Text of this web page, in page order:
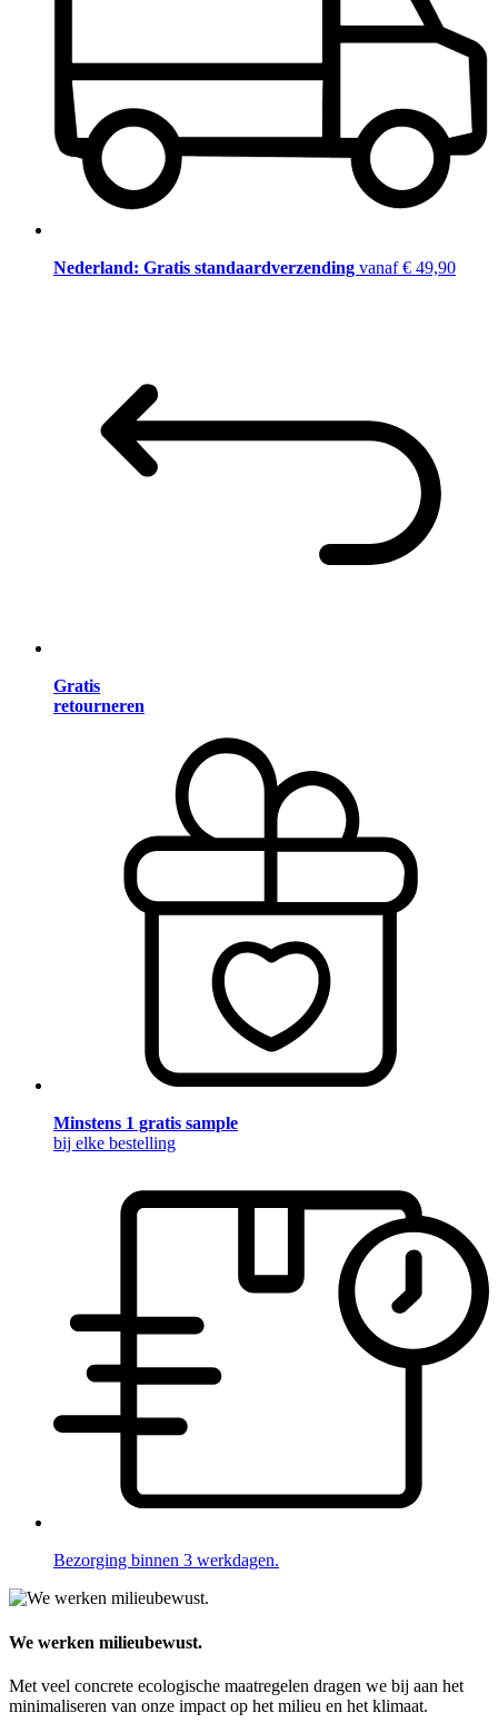
Nederland: Gratis standaardverzending vanaf € 49,90
Gratis
retourneren
Minstens 1 gratis sample
bij elke bestelling
Bezorging binnen 3 werkdagen.
We werken milieubewust.
Met veel concrete ecologische maatregelen dragen we bij aan het
minimaliseren van onze impact op het milieu en het klimaat.